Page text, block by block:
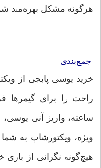
هرگونه مشکل بهره‌مند
جمع‌بندی
خرید یوسی پابجی از
ساعته، واریز آنی
ویژه، ویکتورشاپ به
هیچ‌گونه نگرانی از بازی